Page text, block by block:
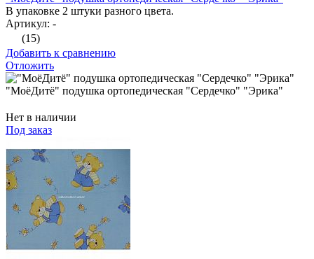
В упаковке 2 штуки разного цвета.
Артикул: -
(15)
Добавить к сравнению
Отложить
"МоёДитё" подушка ортопедическая "Сердечко" "Эрика"
Нет в наличии
Под заказ